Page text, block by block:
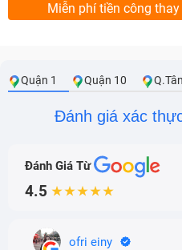
Miễn phí tiền công
Quận 1 Quận 10
Đánh giá xác
Đánh Giá Từ
4.5 ★★★★★
ofri einy